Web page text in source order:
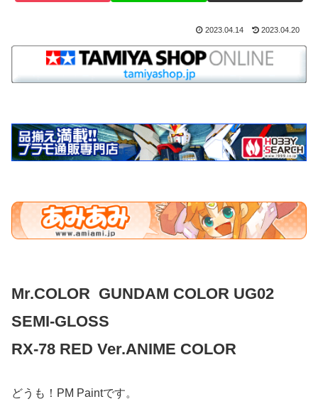
2023.04.14 2023.04.20
Mr.COLOR GUNDAM COLOR UG02
SEMI-GLOSS
RX-78 RED Ver.ANIME COLOR
どうも！PM Paintです。